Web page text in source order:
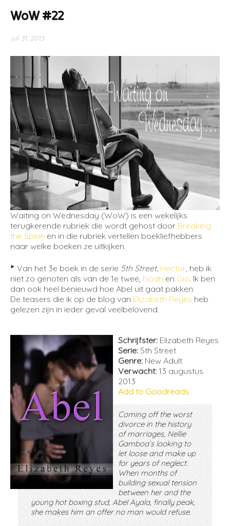
WoW #22
juli 31, 2013
Waiting on Wednesday (WoW) is een wekelijks
terugkerende rubriek die wordt gehost door Breaking
the Spine en in die rubriek vertellen boekliefhebbers
naar welke boeken ze uitkijken.
‣ Van het 3e boek in de serie 5th Street, Hector, heb ik
niet zo genoten als van de 1e twee, Noah en Gio. Ik ben
dan ook heel benieuwd hoe Abel uit gaat pakken.
De teasers die ik op de blog van Elizabeth Reyes heb
gelezen zijn in ieder geval veelbelovend.
Schrijfster: Elizabeth Reyes
Serie:5th Street
Genre:New Adult
Verwacht: 13 augustus
2013
Add to Goodreads
Coming off the worst
divorce in the history
of marriages, Nellie
Gamboa’s looking to
let loose and make up
for years of neglect.
When months of
building sexual tension
between her and the
young hot boxing stud, Abel Ayala, finally peak,
she makes him an offer no man would refuse.